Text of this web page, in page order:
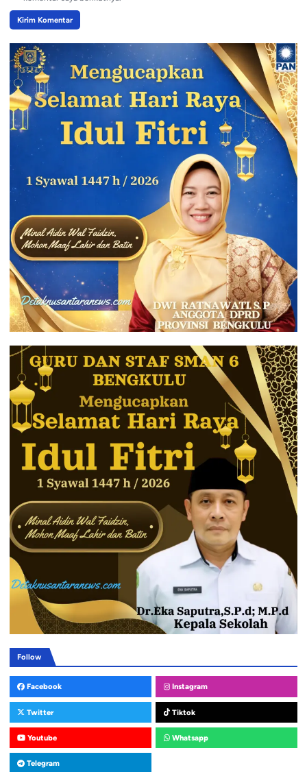
Follow
Facebook Instagram
Twitter Tiktok
Youtube Whatsapp
Telegram